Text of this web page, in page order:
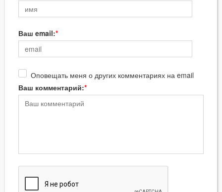
Ваш email:
Оповещать меня о других комментариях на email
Ваш комментарий: